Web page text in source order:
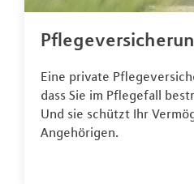
Eine private
dass Sie im Pflegefall
Und sie schützt Ihr
Angehörigen.